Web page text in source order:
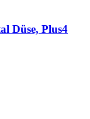
Düse, Plus4